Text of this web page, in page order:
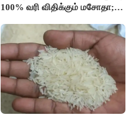
100% வரி விதிக்கும் மசோதா;